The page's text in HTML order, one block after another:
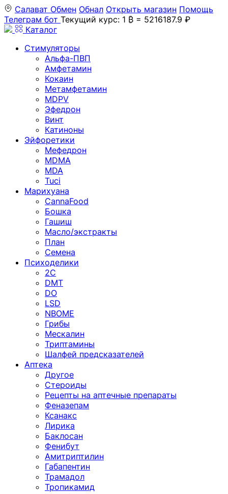
Салават Обмен Обнал Открыть магазин Помощь
Телеграм бот Текущий курс: 1 ₿ = 5216187.9 ₽
Каталог
Стимуляторы
Альфа-ПВП
Амфетамин
Кокаин
Метамфетамин
MDPV
Эфедрон
Винт
Катиноны
Эйфоретики
Мефедрон
MDMA
MDA
Tuci
Марихуана
CannaFood
Бошка
Гашиш
Масло/экстракты
План
Семена
Психоделики
2C
DMT
DO
LSD
NBOME
Грибы
Мескалин
Триптамины
Шалфей предсказателей
Аптека
Другое
Стероиды
Рецепты на аптечные препараты
Феназепам
Ксанакс
Лирика
Баклосан
Фенибут
Амитриптилин
Габапентин
Трамадол
Тропикамид